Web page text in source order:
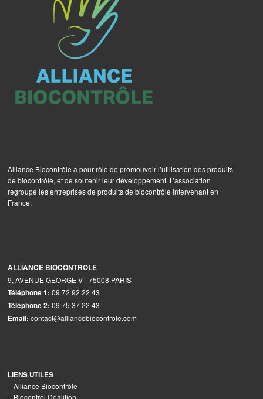
Alliance Biocontrôle a pour rôle de promouvoir l’utilisation des produits
de biocontrôle, et de soutenir leur développement. L’association
regroupe les entreprises de produits de biocontrôle intervenant en
France.
ALLIANCE BIOCONTRÔLE
9, AVENUE GEORGE V - 75008 PARIS
Téléphone 1: 09 72 92 22 43
Téléphone 2: 09 75 37 22 43
Email: contact@alliancebiocontrole.com
LIENS UTILES
–Alliance Biocontrôle
– Biocontrol Coalition